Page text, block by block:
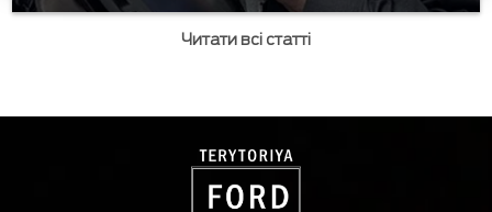
Читати всі статті